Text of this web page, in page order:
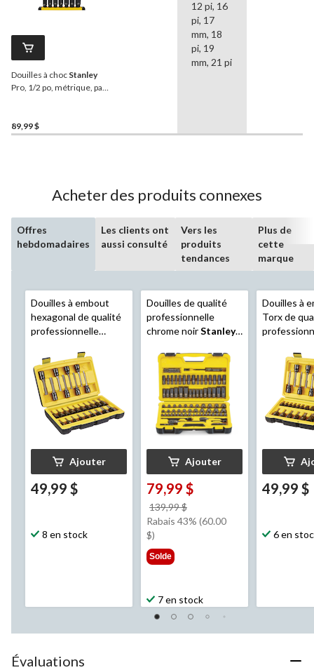
Douilles à choc Stanley
Pro, 1/2 po, métrique, paq.
89,99 $
12 pi, 16
pi, 17
mm, 18
pi, 19
mm, 21 pi
Acheter des produits connexes
Offres
hebdomadaires
Les clients ont
aussi consulté
Vers les
produits
tendances
Plus de
cette
marque
Douilles à embout
hexagonal de qualité
professionnelle
paq. 27,
SAE/métrique
Ajouter
49,99 $
8 en stock
Douilles de qualité
professionnelle
chrome noirStanley,
SAE/métrique
Ajouter
79,99 $
139,99 $
était
Rabais 43% (60.00
$)
Solde
7 en stock
Douilles à
Torx de
paq. 26,
SAE/
49,99 $
6 en
Évaluations